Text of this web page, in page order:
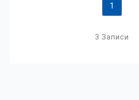
1
3 Записи